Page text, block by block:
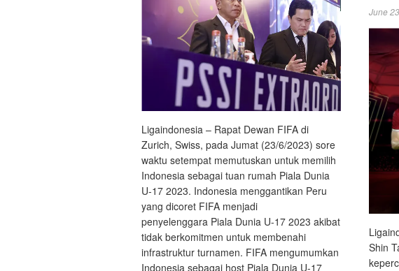
Ligaindonesia – Rapat Dewan FIFA di
Zurich, Swiss, pada Jumat (23/6/2023) sore
waktu setempat memutuskan untuk memilih
Indonesia sebagai tuan rumah Piala Dunia
U-17 2023. Indonesia menggantikan Peru
yang dicoret FIFA menjadi
penyelenggara Piala Dunia U-17 2023 akibat
tidak berkomitmen untuk membenahi
infrastruktur turnamen. FIFA mengumumkan
Indonesia sebagai host Piala Dunia U-17
June
Shin